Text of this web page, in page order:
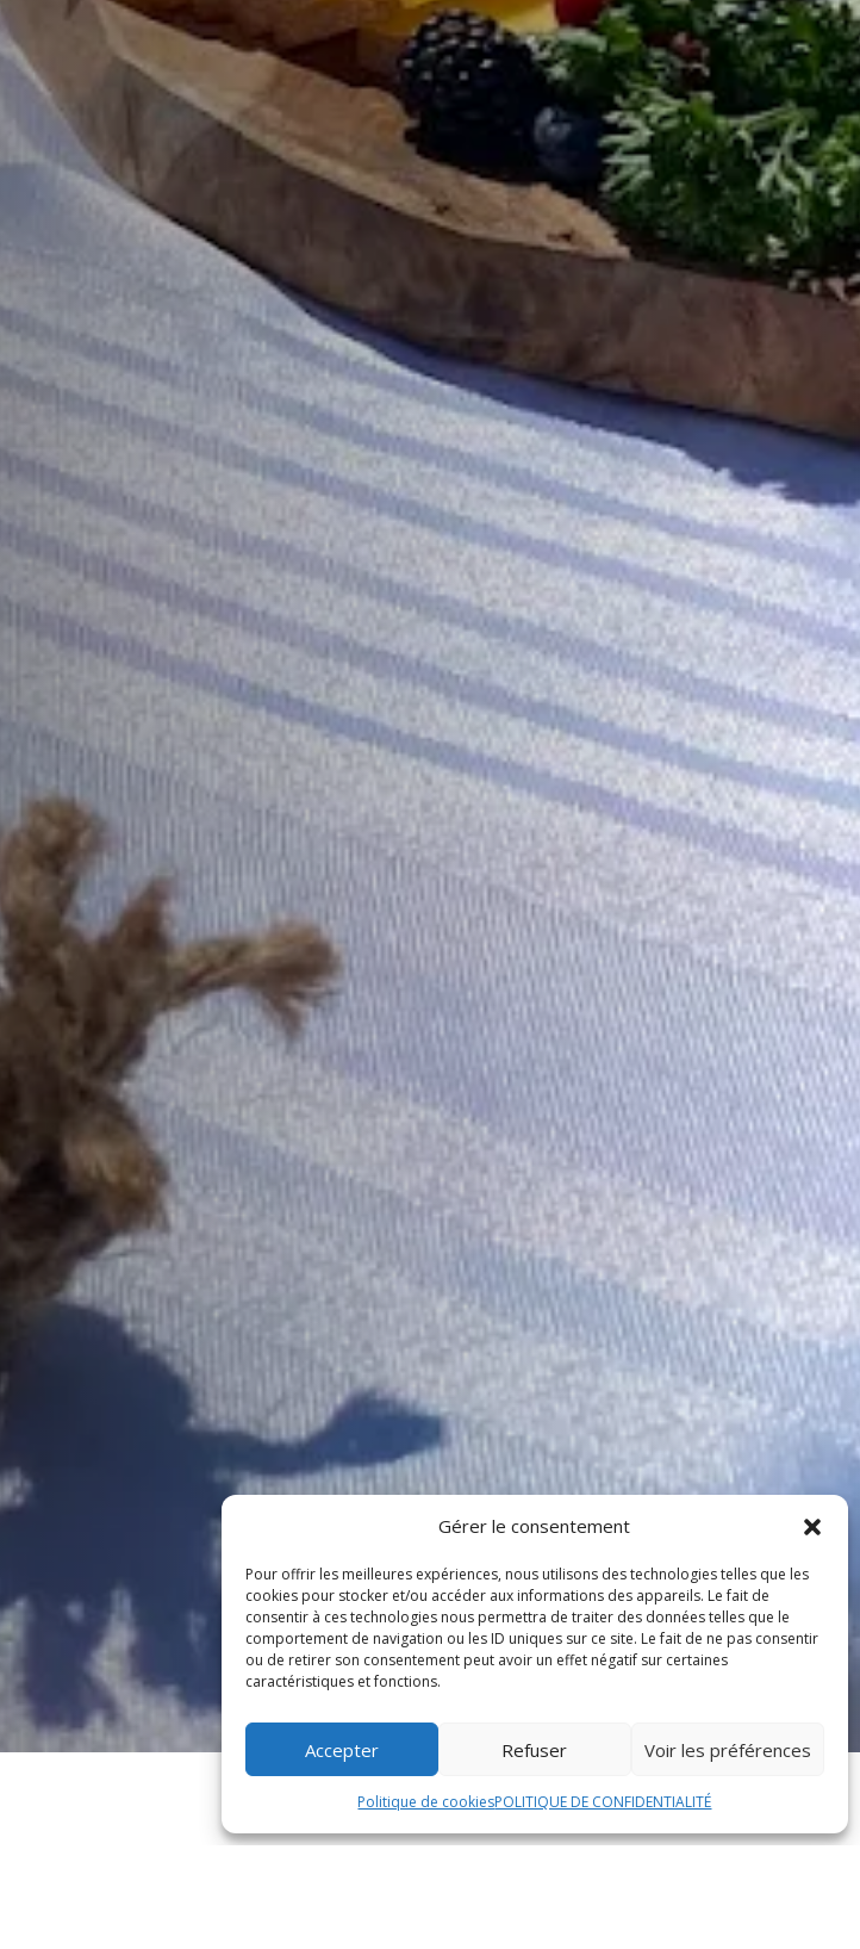
Gérer le consentement
Pour offrir les meilleures expériences, nous utilisons des technologies telles que les
cookies pour stocker et/ou accéder aux informations des appareils. Le fait de
consentir à ces technologies nous permettra de traiter des données telles que le
comportement de navigation ou les ID uniques sur ce site. Le fait de ne pas consentir
ou de retirer son consentement peut avoir un effet négatif sur certaines
caractéristiques et fonctions.
Accepter Refuser Voir les préférences
Politique de cookiesPOLITIQUE DE CONFIDENTIALITÉ